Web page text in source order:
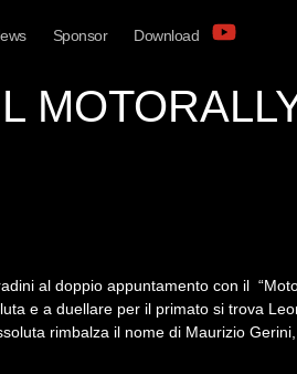
Sponsor Download
al doppio appuntamento con il
e a duellare per il primato si trova
rimbalza il nome di Maurizio